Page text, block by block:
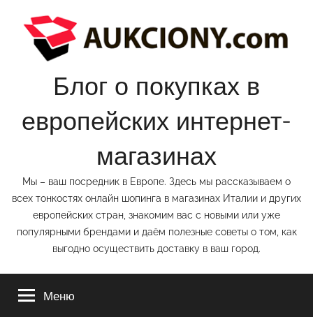
содержимому
Блог о покупках в
европейских интернет-
магазинах
Мы – ваш посредник в Европе. Здесь мы рассказываем о
всех тонкостях онлайн шопинга в магазинах Италии и других
европейских стран, знакомим вас с новыми или уже
популярными брендами и даём полезные советы о том, как
выгодно осуществить доставку в ваш город.
Меню